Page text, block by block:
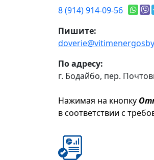
8 (914) 914-09-56
Пишите:
По адресу:
г. Бодайбо, пер.
Нажимая на кнопку
в соответствии с